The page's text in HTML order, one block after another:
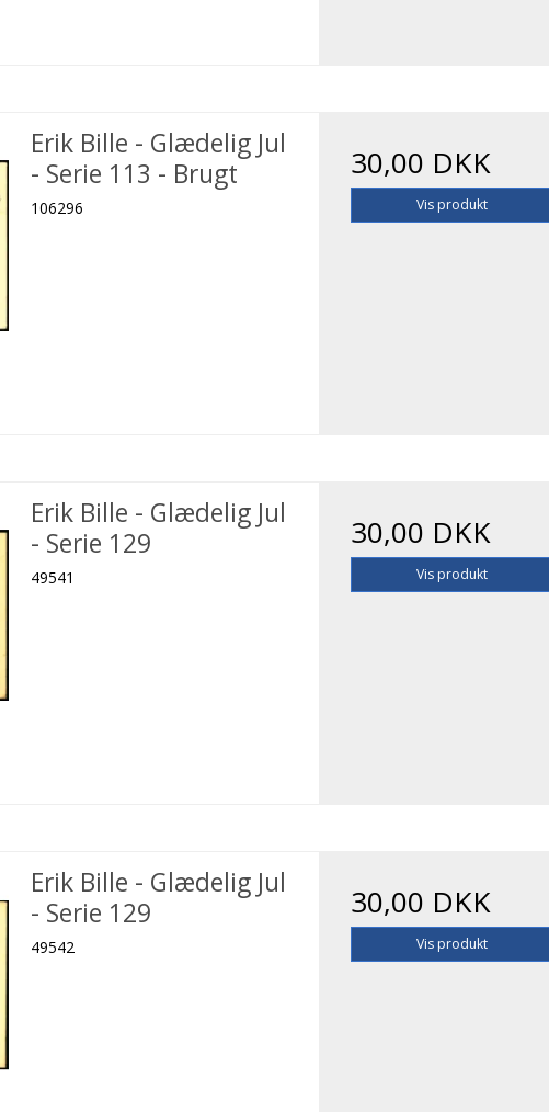
Erik Bille - Glædelig Jul
- Serie 113 - Brugt
106296
30,00 DKK
Vis produkt
Erik Bille - Glædelig Jul
- Serie 129
49541
30,00 DKK
Vis produkt
Erik Bille - Glædelig Jul
- Serie 129
49542
30,00 DKK
Vis produkt